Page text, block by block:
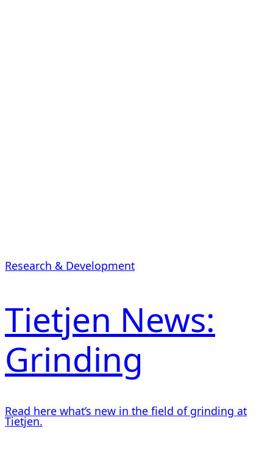
Research & Development
Tietjen News:
Grinding
Read here what’s new in the field of grinding at
Tietjen.